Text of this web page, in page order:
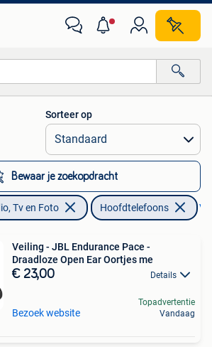
Alle afstanden…
Sorteer op
Bewaar je zoekopdracht
Tv en Foto Hoofdtelefoons
Veiling - JBL Endurance Pace -
Draadloze Open Ear Oortjes me
€ 23,00 Details
Bezoek website
Topadvertentie
Vandaag